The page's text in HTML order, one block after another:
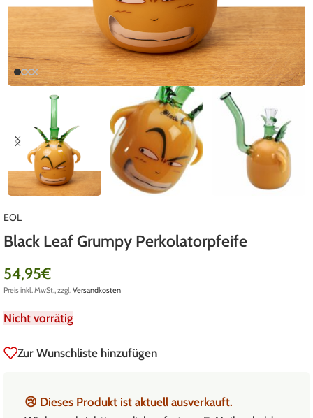
EOL
Black Leaf Grumpy Perkolatorpfeife
54,95€
Preis inkl. MwSt., zzgl.Versandkosten
Nicht vorrätig
Zur Wunschliste hinzufügen
😢 Dieses Produkt ist aktuell ausverkauft.